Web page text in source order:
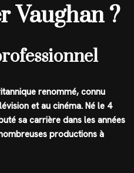
Vaughan ?
renommé, connu
et au cinéma. Né le 4
sa carrière dans les années
productions à